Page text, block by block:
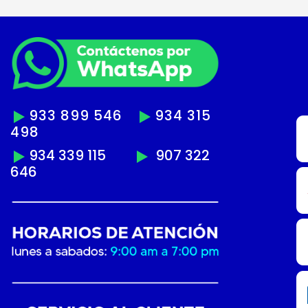
933 899 546
934 315
498
934 339 115
907 322
646